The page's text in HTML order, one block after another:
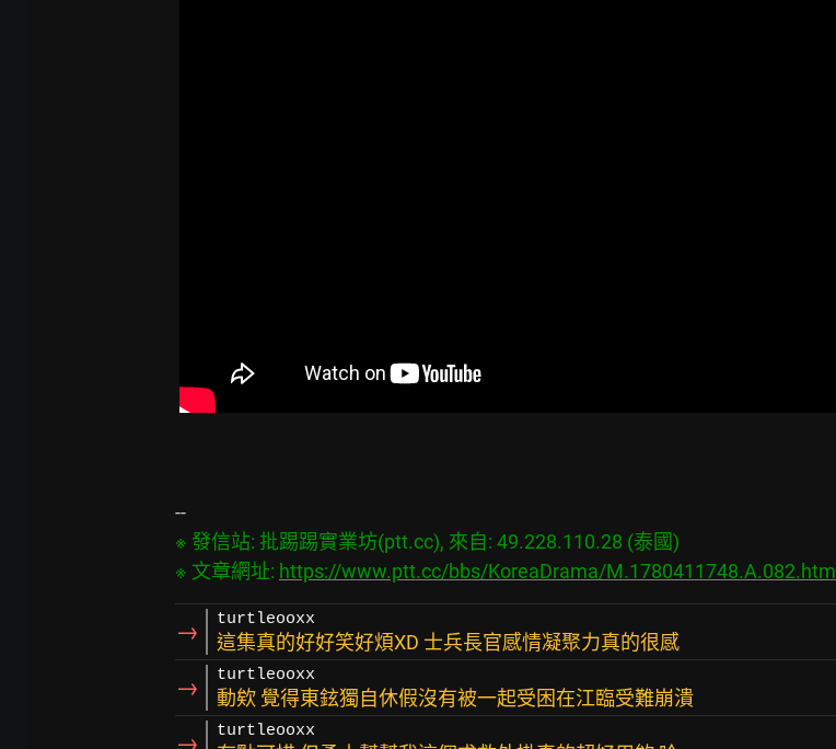
※ 發信站: 批踢踢實業坊(ptt.cc), 來自: 49.228.110.28 (泰國)
※ 文章網址: https://www.ptt.cc/bbs/KoreaDrama/M.1780411748.A.082.html
→ turtleooxx
這集真的好好笑好煩XD 士兵長官感情凝聚力真的很感
→ turtleooxx
動欸 覺得東鉉獨自休假沒有被一起受困在江臨受難崩潰
→ turtleooxx